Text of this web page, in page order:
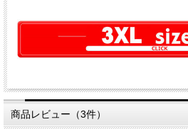
商品レビュー（3件）